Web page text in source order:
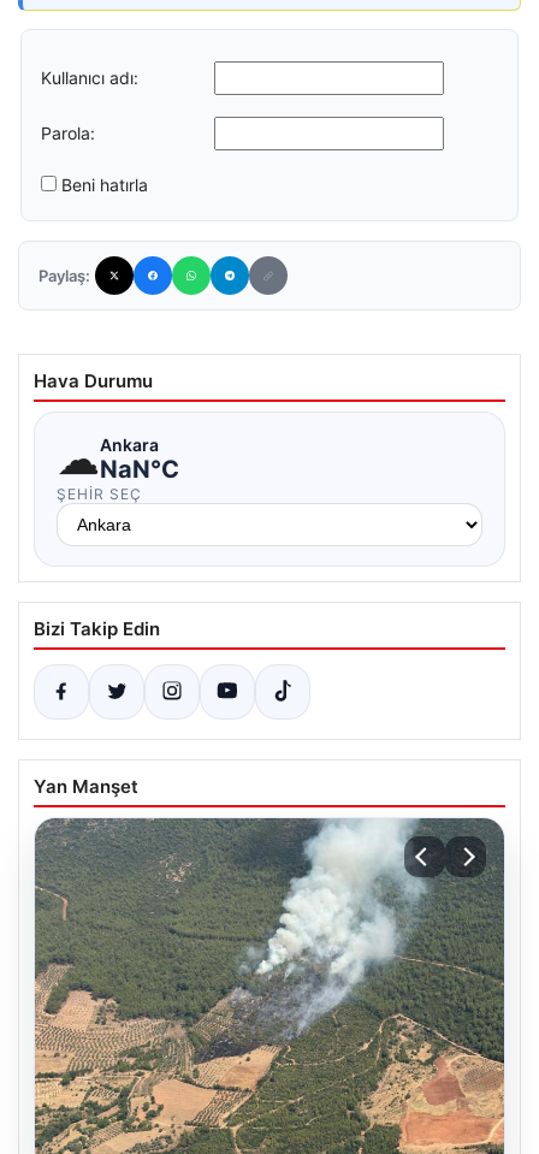
Kullanıcı adı:
Parola:
Beni hatırla
Paylaş:
Hava Durumu
☁Ankara
NaN°C
ŞEHIR SEÇ
Bizi Takip Edin
Yan Manşet